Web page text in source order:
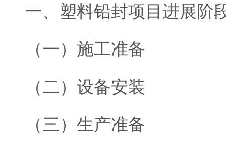
一、塑料铅封项目进展阶
（一）施工准备
（二）设备安装
（三）生产准备